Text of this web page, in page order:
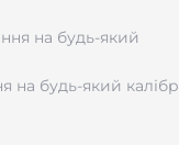
на будь-який калібр